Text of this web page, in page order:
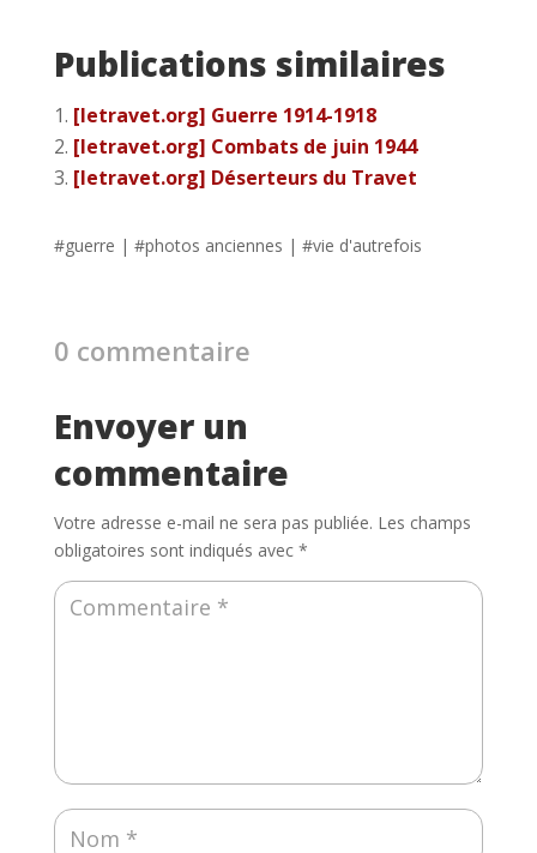
Publications similaires
[letravet.org] Guerre 1914-1918
[letravet.org] Combats de juin 1944
[letravet.org] Déserteurs du Travet
#guerre | #photos anciennes | #vie d'autrefois
0 commentaire
Envoyer un
commentaire
Votre adresse e-mail ne sera pas publiée. Les champs
obligatoires sont indiqués avec *